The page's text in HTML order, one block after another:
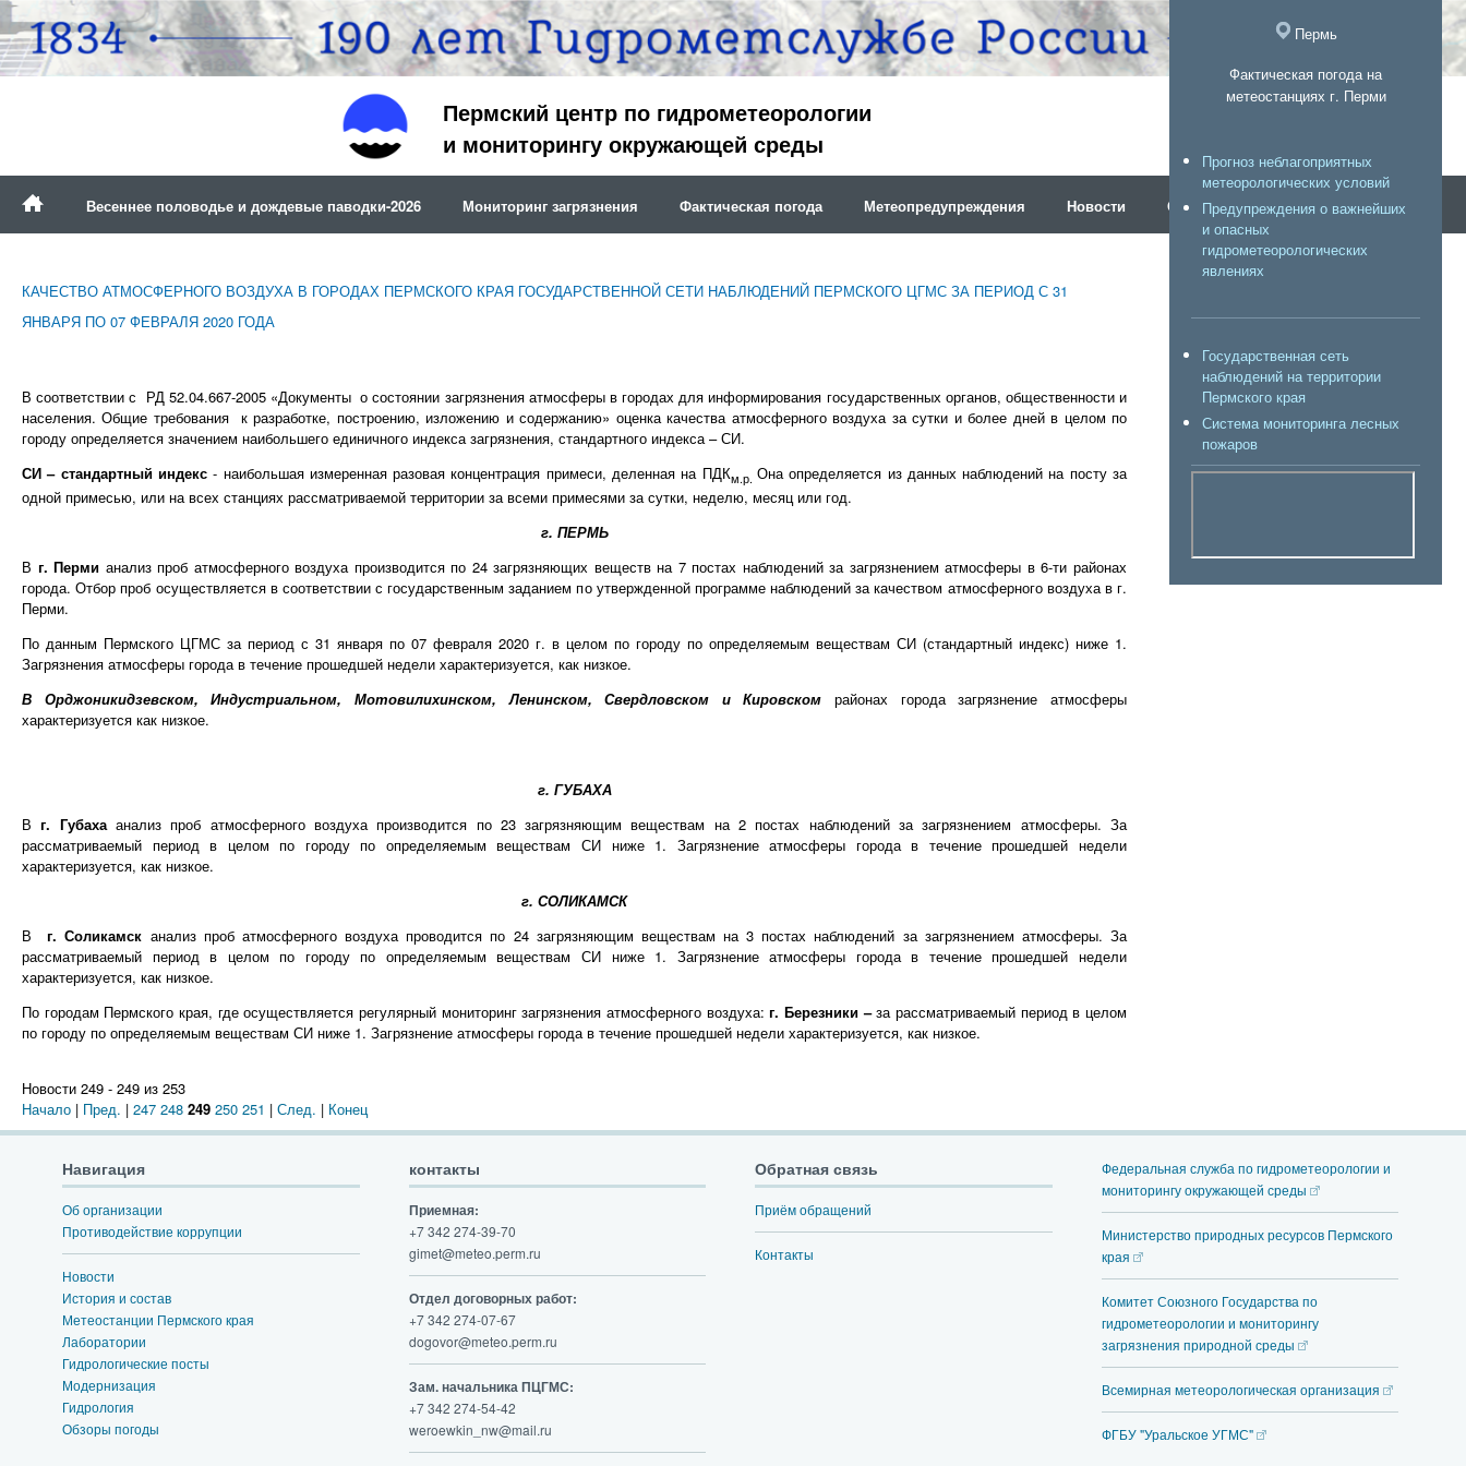
Пермь
Фактическая погода на
метеостанциях г. Перми
Прогноз неблагоприятных
метеорологических условий
Предупреждения о важнейших
и опасных
гидрометеорологических
явлениях
Государственная сеть
наблюдений на территории
Пермского края
Система мониторинга лесных
пожаров
Пермский центр по гидрометеорологии
и мониторингу окружающей среды
Весеннее половодье и дождевые паводки-2026 Мониторинг загрязнения Фактическая погода Метеопредупреждения Новости Об организации
КАЧЕСТВО АТМОСФЕРНОГО ВОЗДУХА В ГОРОДАХ ПЕРМСКОГО КРАЯ ГОСУДАРСТВЕННОЙ СЕТИ НАБЛЮДЕНИЙ ПЕРМСКОГО ЦГМС ЗА ПЕРИОД С 31
ЯНВАРЯ ПО 07 ФЕВРАЛЯ 2020 ГОДА
В соответствии с РД 52.04.667-2005 «Документы о состоянии загрязнения атмосферы в городах для информирования государственных органов, общественности и
населения. Общие требования к разработке, построению, изложению и содержанию» оценка качества атмосферного воздуха за сутки и более дней в целом по
городу определяется значением наибольшего единичного индекса загрязнения, стандартного индекса – СИ.
СИ – стандартный индекс- наибольшая измеренная разовая концентрация примеси, деленная на ПДКм.р. Она определяется из данных наблюдений на посту за
одной примесью, или на всех станциях рассматриваемой территории за всеми примесями за сутки, неделю, месяц или год.
г. ПЕРМЬ
В г. Перми анализ проб атмосферного воздуха производится по 24 загрязняющих веществ на 7 постах наблюдений за загрязнением атмосферы в 6-ти районах
города. Отбор проб осуществляется в соответствии с государственным заданием по утвержденной программе наблюдений за качеством атмосферного воздуха в г.
Перми.
По данным Пермского ЦГМС за период с 31 января по 07 февраля 2020 г. в целом по городу по определяемым веществам СИ (стандартный индекс) ниже 1.
Загрязнения атмосферы города в течение прошедшей недели характеризуется, как низкое.
В Орджоникидзевском, Индустриальном, Мотовилихинском, Ленинском, Свердловском и Кировскомрайонах города загрязнение атмосферы
характеризуется как низкое.
г. ГУБАХА
Вг. Губахаанализ проб атмосферного воздуха производится по 23 загрязняющим веществам на 2 постах наблюдений за загрязнением атмосферы. За
рассматриваемый период в целом по городу по определяемым веществам СИ ниже 1. Загрязнение атмосферы города в течение прошедшей недели
характеризуется, как низкое.
г. СОЛИКАМСК
В
г. Соликамск анализ проб атмосферного воздуха проводится по 24 загрязняющим веществам на 3 постах наблюдений за загрязнением атмосферы. За
рассматриваемый период в целом по городу по определяемым веществам СИ ниже 1. Загрязнение атмосферы города в течение прошедшей недели
характеризуется, как низкое.
По городам Пермского края, где осуществляется регулярный мониторинг загрязнения атмосферного воздуха:г. Березники –за рассматриваемый период в целом
по городу по определяемым веществам СИ ниже 1. Загрязнение атмосферы города в течение прошедшей недели характеризуется, как низкое.
Новости 249 - 249 из 253
Начало | Пред. | 247 248 249 250 251 | След. | Конец
Навигация
Об организации
Противодействие коррупции
Новости
История и состав
Метеостанции Пермского края
Лаборатории
Гидрологические посты
Модернизация
Гидрология
Обзоры погоды
контакты
Приемная:
+7 342 274-39-70
gimet@meteo.perm.ru
Отдел договорных работ:
+7 342 274-07-67
dogovor@meteo.perm.ru
Зам. начальника ПЦГМС:
+7 342 274-54-42
weroewkin_nw@mail.ru
Обратная связь
Приём обращений
Контакты
Федеральная служба по гидрометеорологии и
мониторингу окружающей среды
Министерство природных ресурсов Пермского
края
Комитет Союзного Государства по
гидрометеорологии и мониторингу
загрязнения природной среды
Всемирная метеорологическая организация
ФГБУ "Уральское УГМС"